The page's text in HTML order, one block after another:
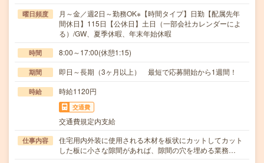
曜日頻度
月～金／週2日～勤務OK※【時間タイプ】日勤【配属先年
間休日】115日【公休日】土日（一部会社カレンダーによ
る）/GW、夏季休暇、年末年始休暇
時間 8:00～17:00(休憩1:15)
期間 即日～長期（3ヶ月以上） 最短で応募開始から1週間！
時給 時給1120円
交通費
交通費規定内支給
仕事内容
住宅用内外装に使用される木材を板状にカットしてカット
した板に小さな隙間があれば、隙間の穴を埋める業務…